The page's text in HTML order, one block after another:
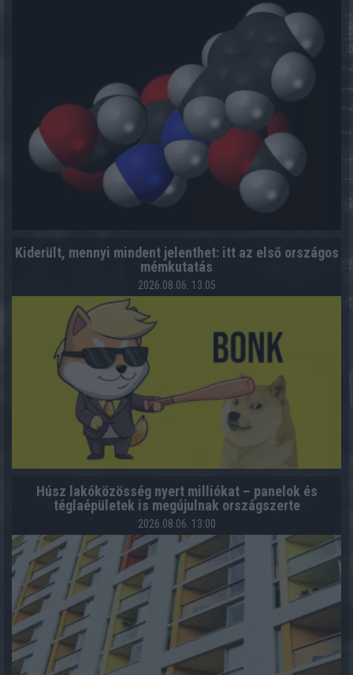
Kiderült, mennyi mindent jelenthet: itt az első országos
mémkutatás
2026.08.06. 13:05
Húsz lakóközösség nyert milliókat – panelok és
téglaépületek is megújulnak országszerte
2026.08.06. 13:00